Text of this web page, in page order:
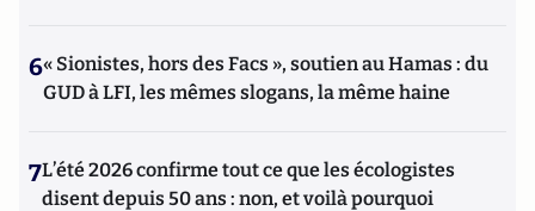
6« Sionistes, hors des Facs », soutien au Hamas : du
GUD à LFI, les mêmes slogans, la même haine
7L’été 2026 confirme tout ce que les écologistes
disent depuis 50 ans : non, et voilà pourquoi